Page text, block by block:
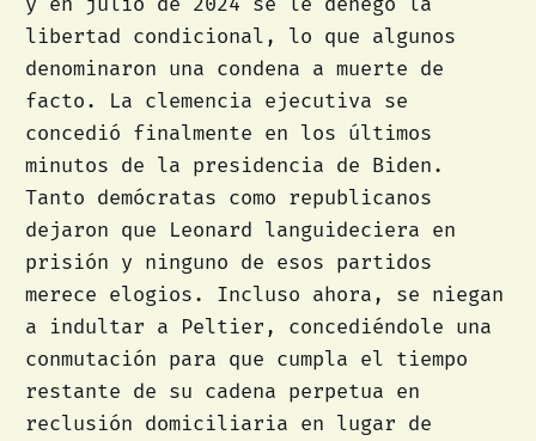
libertad condicional, lo que algunos
denominaron una condena a muerte de
facto. La clemencia ejecutiva se
concedió finalmente en los últimos
minutos de la presidencia de Biden.
Tanto demócratas como republicanos
dejaron que Leonard languideciera en
prisión y ninguno de esos partidos
merece elogios. Incluso ahora, se niegan
a indultar a Peltier, concediéndole una
conmutación para que cumpla el tiempo
restante de su cadena perpetua en
reclusión domiciliaria en lugar de